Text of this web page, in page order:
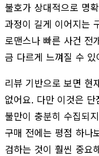
불호가 상대적으로 명
과정이 길게 이어지는
로맨스나 빠른 사건 전
금 다르게 느껴질 수 있
리뷰 기반으로 보면 현
없어요. 다만 이것은
불만이 충분히 수집되
구매 전에는 평점 하나
검하는 것이 훨씬 중요